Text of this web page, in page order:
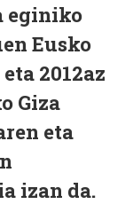
eginiko
Eusko
2012az
Giza
eta
izan da.